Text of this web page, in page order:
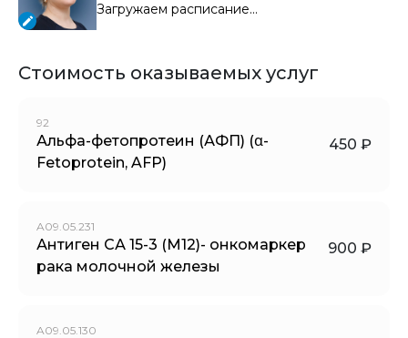
Загружаем расписание...
Стоимость оказываемых услуг
92
Альфа-фетопротеин (АФП) (α-
Fetoprotein, AFP)
450 ₽
A09.05.231
Антиген СА 15-3 (М12)- онкомаркер
рака молочной железы
900 ₽
A09.05.130